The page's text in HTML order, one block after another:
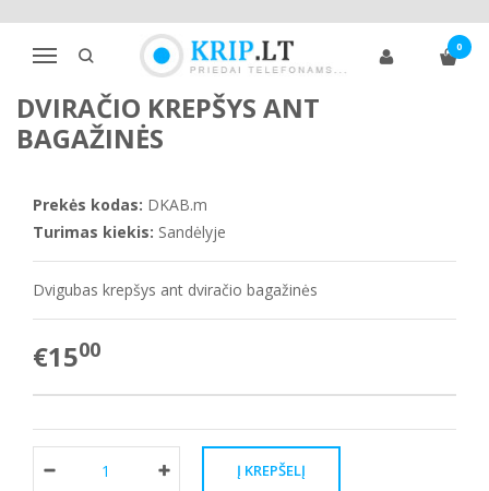
Navigacija
0
Pagrindinis Dviračių priedai
Dviračio krepšiai
Dviračio krepšys ant bagažinės
DVIRAČIO KREPŠYS ANT
BAGAŽINĖS
Prekės kodas: DKAB.m
Turimas kiekis: Sandėlyje
Dvigubas krepšys ant dviračio bagažinės
€1500